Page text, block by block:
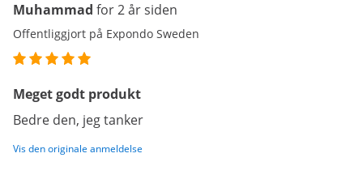
Muhammad for 2 år siden
Offentliggjort på Expondo Sweden
Meget godt produkt
Bedre den, jeg tanker
Vis den originale anmeldelse